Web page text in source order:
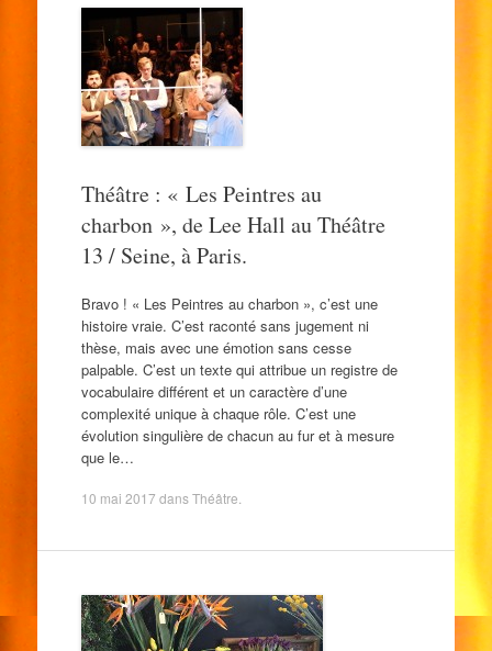
Théâtre : « Les Peintres au
charbon », de Lee Hall au Théâtre
13 / Seine, à Paris.
Bravo ! « Les Peintres au charbon », c’est une
histoire vraie. C’est raconté sans jugement ni
thèse, mais avec une émotion sans cesse
palpable. C’est un texte qui attribue un registre de
vocabulaire différent et un caractère d’une
complexité unique à chaque rôle. C’est une
évolution singulière de chacun au fur et à mesure
que le…
10 mai 2017 dansThéâtre